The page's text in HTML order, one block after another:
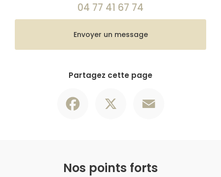
04 77 41 67 74
Envoyer un message
Partagez cette page
Nos points forts